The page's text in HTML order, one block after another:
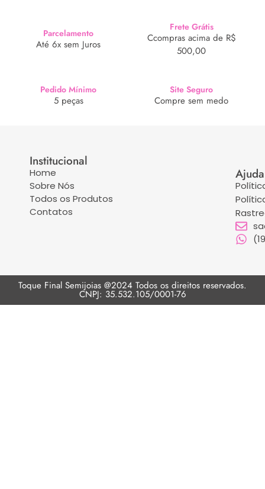
Parcelamento
Até 6x sem Juros
Frete Grátis
Ccompras acima de R$
500,00
Pedido Mínimo
5 peças
Site Seguro
Compre sem medo
Institucional
Home
Sobre Nós
Todos os Produtos
Contatos
Ajuda
Toque Final Semijoias @2024 Todos os direitos reservados.
CNPJ: 35.532.105/0001-76